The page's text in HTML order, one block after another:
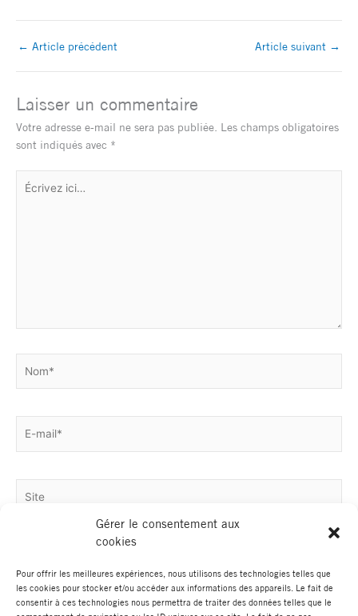
Gérer le consentement aux
cookies
Pour offrir les meilleures expériences, nous utilisons des technologies telles que
les cookies pour stocker et/ou accéder aux informations des appareils. Le fait de
consentir à ces technologies nous permettra de traiter des données telles que le
← Article précédent Article suivant →
Laisser un commentaire
Votre adresse e-mail ne sera pas publiée. Les champs obligatoires
sont indiqués avec *
Écrivez
ici…
mail*